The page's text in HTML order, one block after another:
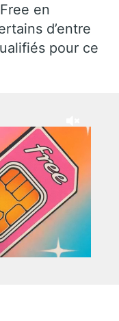
en
d’entre
pour ce